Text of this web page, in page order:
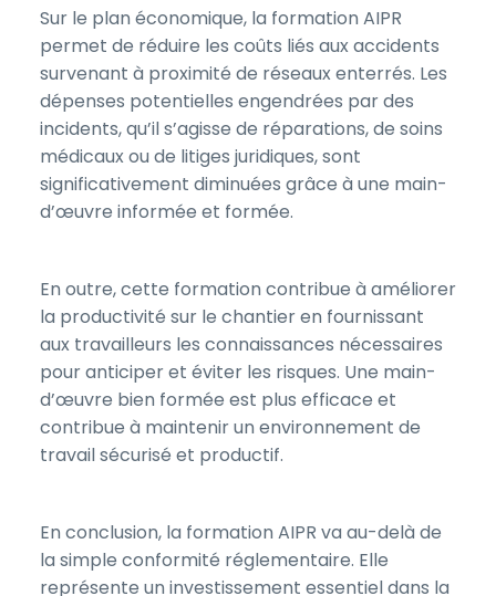
Sur le plan économique, la formation AIPR
permet de réduire les coûts liés aux accidents
survenant à proximité de réseaux enterrés. Les
dépenses potentielles engendrées par des
incidents, qu’il s’agisse de réparations, de soins
médicaux ou de litiges juridiques, sont
significativement diminuées grâce à une main-
d’œuvre informée et formée.
En outre, cette formation contribue à améliorer
la productivité sur le chantier en fournissant
aux travailleurs les connaissances nécessaires
pour anticiper et éviter les risques. Une main-
d’œuvre bien formée est plus efficace et
contribue à maintenir un environnement de
travail sécurisé et productif.
En conclusion, la formation AIPR va au-delà de
la simple conformité réglementaire. Elle
représente un investissement essentiel dans la